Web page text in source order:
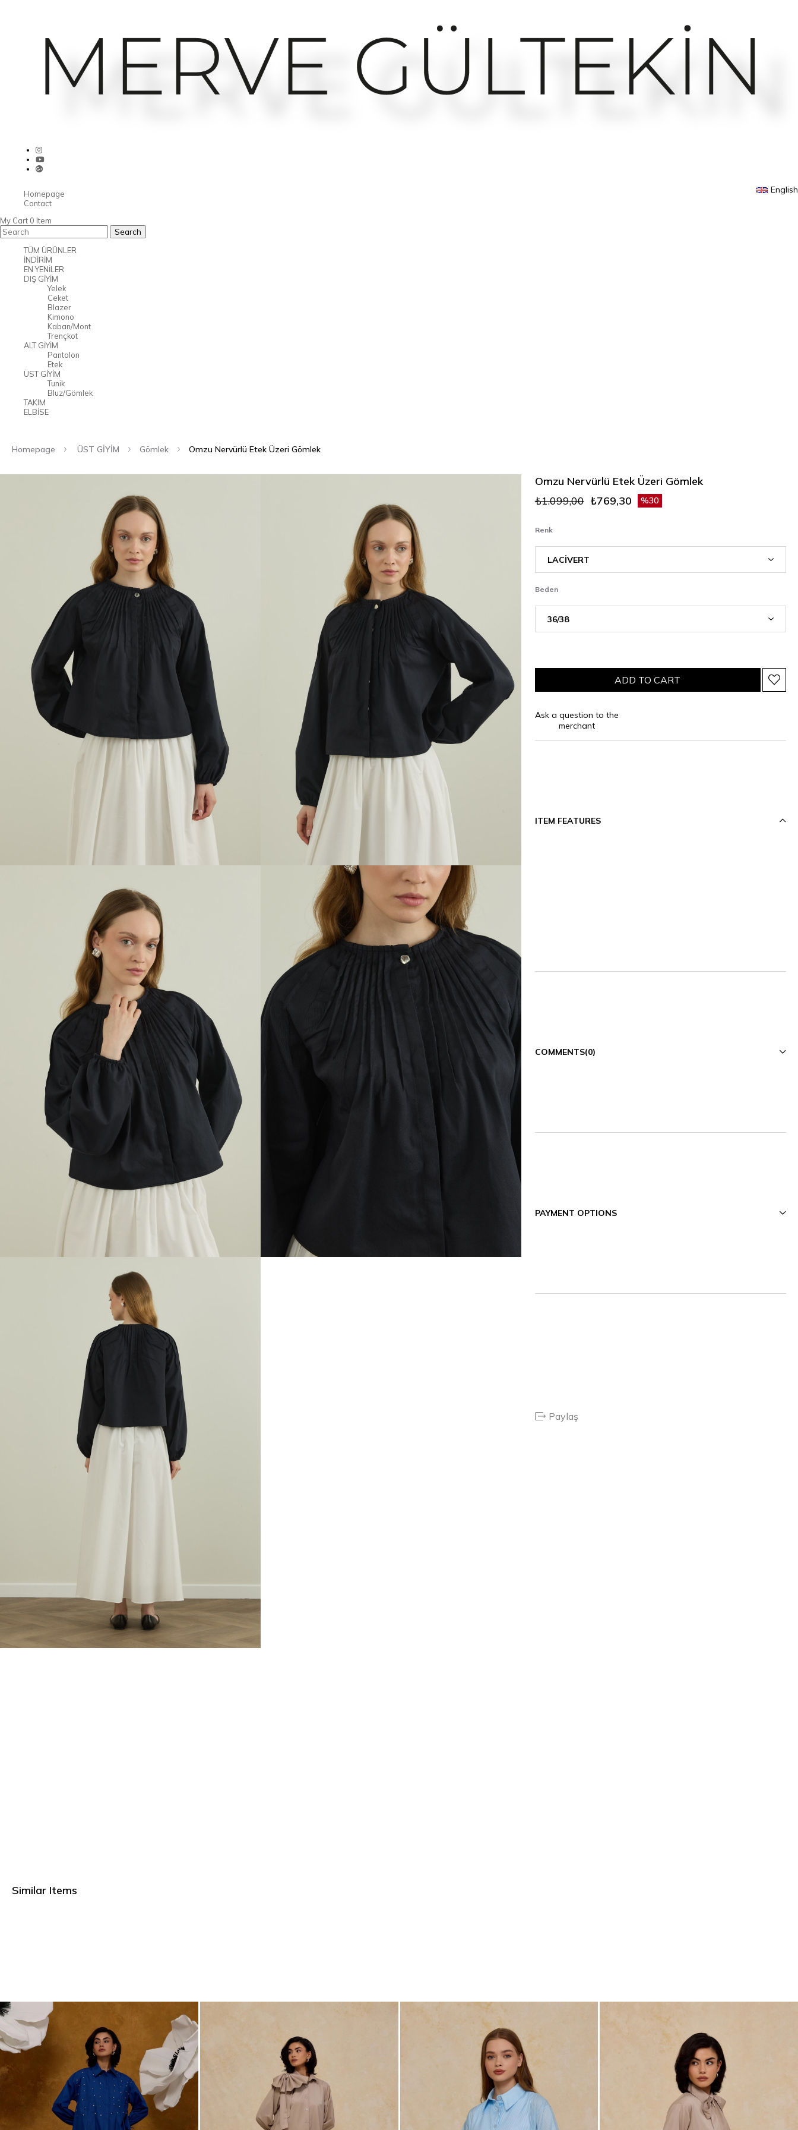
English
Homepage
Contact
My Cart 0 Item
TÜM ÜRÜNLER
İNDİRİM
EN YENİLER
DIŞ GİYİM
Yelek
Ceket
Blazer
Kimono
Kaban/Mont
Trençkot
ALT GİYİM
Pantolon
Etek
ÜST GİYİM
Tunik
Bluz/Gömlek
TAKIM
ELBİSE
Homepage ÜST GİYİM Gömlek Omzu Nervürlü Etek Üzeri Gömlek
Omzu Nervürlü Etek Üzeri Gömlek
₺1.099,00 ₺769,30 30
Renk
Beden
Ask a question to the
merchant
ITEM FEATURES
COMMENTS(0)
PAYMENT OPTIONS
Paylaş
Similar Items